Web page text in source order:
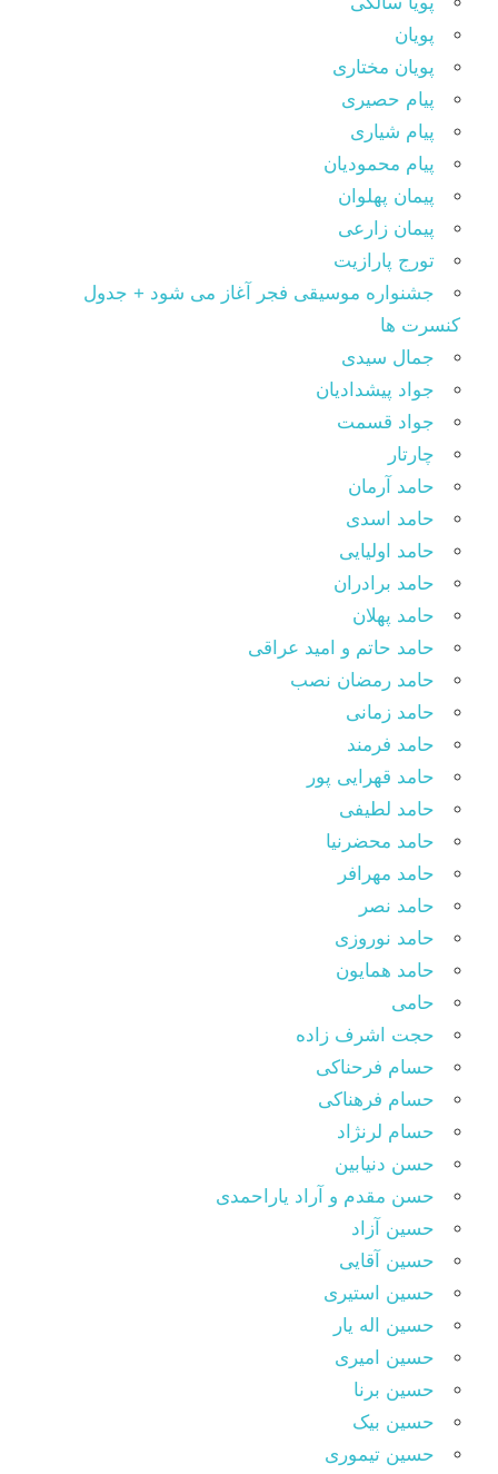
پویان
پویان مختاری
پیام حصیری
پیام شیاری
پیام محمودیان
پیمان پهلوان
پیمان زارعی
تورج پارازیت
جشنواره موسیقی فجر آغاز می شود + جدول
کنسرت ها
جمال سیدی
جواد پیشدادیان
جواد قسمت
چارتار
حامد آرمان
حامد اسدی
حامد اولیایی
حامد برادران
حامد پهلان
حامد حاتم و امید عراقی
حامد رمضان نصب
حامد زمانی
حامد فرمند
حامد قهرایی پور
حامد لطیفی
حامد محضرنیا
حامد مهرافر
حامد نصر
حامد نوروزی
حامد همایون
حامی
حجت اشرف زاده
حسام فرحناکی
حسام فرهناکی
حسام لرنژاد
حسن دنیابین
حسن مقدم و آراد یاراحمدی
حسین آزاد
حسین آقایی
حسین استیری
حسین اله یار
حسین امیری
حسین برنا
حسین بیک
حسین تیموری